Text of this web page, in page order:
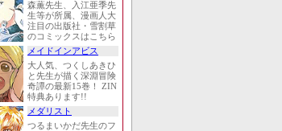
森薫先生、入江亜季先
生等が所属、漫画人大
注目の出版社・雪割草
のコミックスはこちら
メイドインアビス
大人気、つくしあきひ
と先生が描く深淵冒険
奇譚の最新15巻！ ZIN
特典あります!!
メダリスト
つるまいかだ先生のフ